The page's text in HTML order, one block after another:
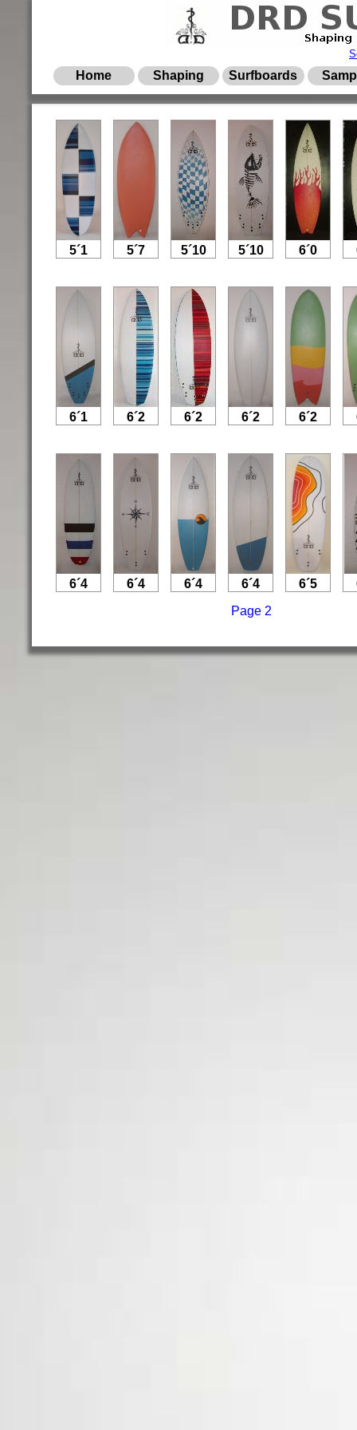
Home Shaping Surfboards
5´1 5´7 5´10 5´10 6´0
6´1 6´2 6´2 6´2 6´2
6´4 6´4 6´4 6´4 6´5
Page 2